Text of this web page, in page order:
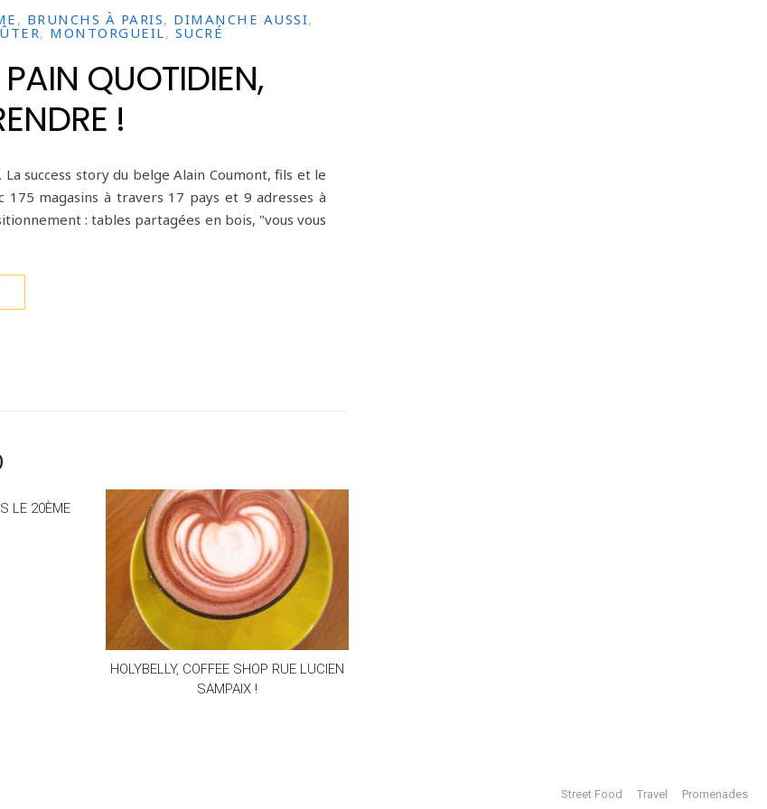
, BRUNCHS À PARIS, DIMANCHE AUSSI,
, MONTORGUEIL, SUCRÉ
QUOTIDIEN,
!
success story du belge Alain Coumont, fils et le
magasins à travers 17 pays et 9 adresses à
: tables partagées en bois, "vous vous
LE 20ÈME
HOLYBELLY, COFFEE SHOP RUE LUCIEN
SAMPAIX !
Street Food Travel Promenades